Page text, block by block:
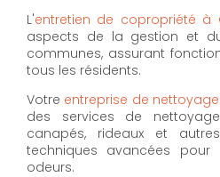
L'entretien de copropriété à
aspects de la gestion et
communes, assurant
tous les résidents.
Votre entreprise de
des services de
canapés, rideaux et
techniques avancées
odeurs.